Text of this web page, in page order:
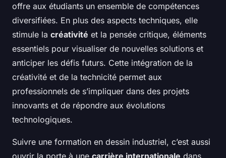
offre aux étudiants un ensemble de compétences
diversifiées. En plus des aspects techniques, elle
stimule la créativité et la pensée critique, éléments
essentiels pour visualiser de nouvelles solutions et
anticiper les défis futurs. Cette intégration de la
créativité et de la technicité permet aux
professionnels de s’impliquer dans des projets
innovants et de répondre aux évolutions
technologiques.
Suivre une formation en dessin industriel, c’est aussi
ouvrir la porte à une carrière internationale dans